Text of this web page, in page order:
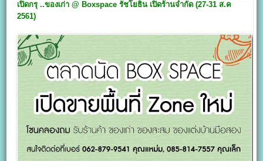
เปิดกรุ ..ของเก่า @ Boxspace รัชโยธิน เปิดร้านจำกัด (27-31 ส.ค
2561)